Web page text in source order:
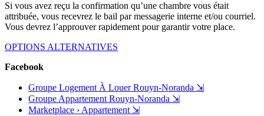
Si vous avez reçu la confirmation qu’une chambre vous était
attribuée, vous recevrez le bail par messagerie interne et/ou courriel.
Vous devrez l’approuver rapidement pour garantir votre place.
OPTIONS ALTERNATIVES
Facebook
Groupe Logement À Louer Rouyn-Noranda ⇲
Groupe Appartement Rouyn-Noranda ⇲
Marketplace › Appartement ⇲